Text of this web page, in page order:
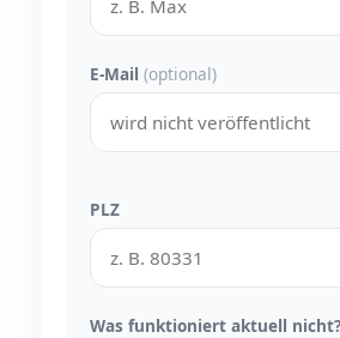
E-Mail (optional)
PLZ
Was funktioniert aktuell nicht?